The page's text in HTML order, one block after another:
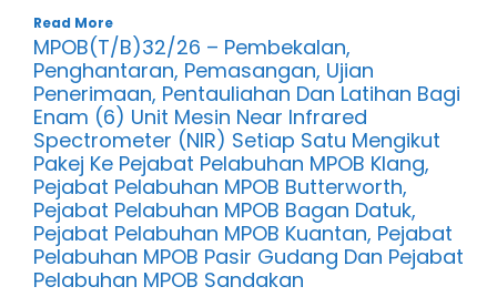
Read More
MPOB(T/B)32/26 – Pembekalan,
Penghantaran, Pemasangan, Ujian
Penerimaan, Pentauliahan Dan Latihan Bagi
Enam (6) Unit Mesin Near Infrared
Spectrometer (NIR) Setiap Satu Mengikut
Pakej Ke Pejabat Pelabuhan MPOB Klang,
Pejabat Pelabuhan MPOB Butterworth,
Pejabat Pelabuhan MPOB Bagan Datuk,
Pejabat Pelabuhan MPOB Kuantan, Pejabat
Pelabuhan MPOB Pasir Gudang Dan Pejabat
Pelabuhan MPOB Sandakan